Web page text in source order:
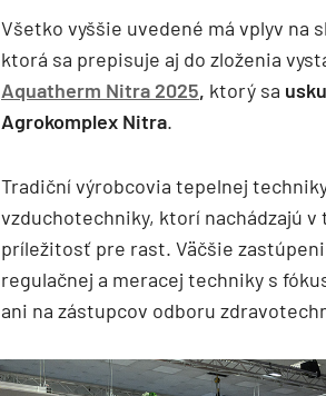
Všetko vyššie uvedené má vplyv na
ktorá sa prepisuje aj do zloženia
Aquatherm Nitra 2025, ktorý sa
Agrokomplex Nitra.
Tradiční výrobcovia tepelnej
vzduchotechniky, ktorí nachádzajú
príležitosť pre rast. Väčšie
regulačnej a meracej techniky s
ani na zástupcov odboru